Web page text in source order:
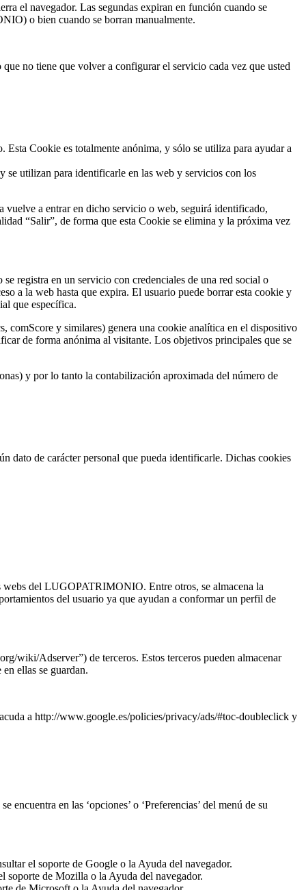
el navegador. Las segundas expiran en función cuando se
o bien cuando se borran manualmente.
no tiene que volver a configurar el servicio cada vez que usted
Cookie es totalmente anónima, y sólo se utiliza para ayudar a
se utilizan para identificarle en las web y servicios con los
a entrar en dicho servicio o web, seguirá identificado,
“Salir”, de forma que esta Cookie se elimina y la próxima vez
registra en un servicio con credenciales de una red social o
a la web hasta que expira. El usuario puede borrar esta cookie y
que específica.
y similares) genera una cookie analítica en el dispositivo
de forma anónima al visitante. Los objetivos principales que se
y por lo tanto la contabilización aproximada del número de
de carácter personal que pueda identificarle. Dichas cookies
webs del LUGOPATRIMONIO. Entre otros, se almacena la
del usuario ya que ayudan a conformar un perfil de
wiki/Adserver”) de terceros. Estos terceros pueden almacenar
ellas se guardan.
a http://www.google.es/policies/privacy/ads/#toc-doubleclick y
en las ‘opciones’ o ‘Preferencias’ del menú de su
el soporte de Google o la Ayuda del navegador.
soporte de Mozilla o la Ayuda del navegador.